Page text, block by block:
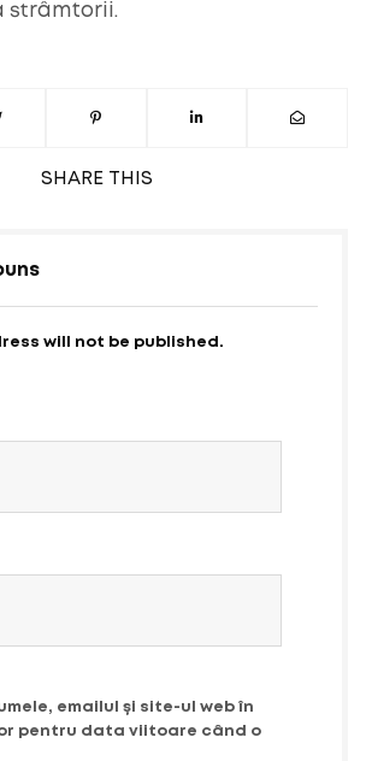
SHARE THIS
strâmtorii.
will not be published.
emailul și site-ul web în
pentru data viitoare când o